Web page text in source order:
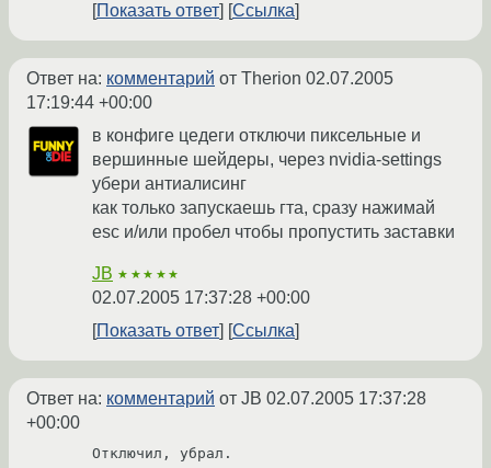
Показать ответ Ссылка
Ответ на: комментарий от Therion 02.07.2005
17:19:44 +00:00
в конфиге цедеги отключи пиксельные и
вершинные шейдеры, через nvidia-settings
убери антиалисинг
как только запускаешь гта, сразу нажимай
esc и/или пробел чтобы пропустить заставки
JB ★★★★★
02.07.2005 17:37:28 +00:00
Показать ответ
Ссылка
Ответ на: комментарий от JB 02.07.2005 17:37:28
+00:00
Отключил, убрал.